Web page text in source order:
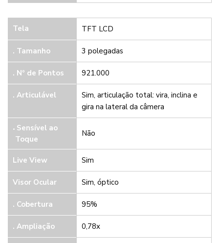
Tela TFT LCD
. Tamanho 3 polegadas
. Nº de Pontos 921.000
. Articulável
Sim, articulação total: vira, inclina e
gira na lateral da câmera
Sensível ao
Toque
Não
Live View Sim
Visor Ocular Sim, óptico
. Cobertura 95%
. Ampliação 0,78x